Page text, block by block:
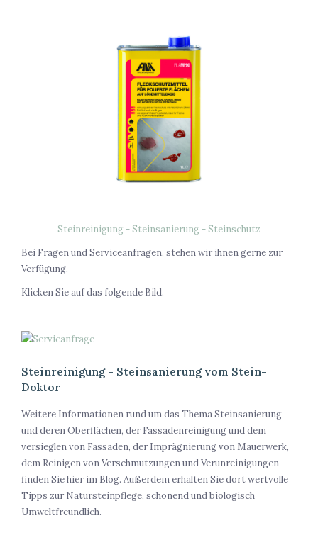
Steinreinigung - Steinsanierung - Steinschutz
Bei Fragen und Serviceanfragen, stehen wir ihnen gerne zur
Verfügung.
Klicken Sie auf das folgende Bild.
Steinreinigung - Steinsanierung vom Stein-
Doktor
Weitere Informationen rund um das Thema Steinsanierung
und deren Oberflächen, der Fassadenreinigung und dem
versieglen von Fassaden, der Imprägnierung von Mauerwerk,
dem Reinigen von Verschmutzungen und Verunreinigungen
finden Sie hier im Blog. Außerdem erhalten Sie dort wertvolle
Tipps zur Natursteinpflege, schonend und biologisch
Umweltfreundlich.